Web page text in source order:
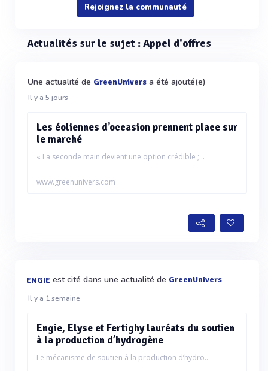
Rejoignez la communauté
Actualités sur le sujet : Appel d'offres
Une actualité de GreenUnivers a été ajouté(e)
Il y a 5 jours
Les éoliennes d’occasion prennent place sur
le marché
« La seconde main devient une option crédible ;...
www.greenunivers.com
ENGIE est cité dans une actualité de GreenUnivers
Il y a 1 semaine
Engie, Elyse et Fertighy lauréats du soutien
à la production d’hydrogène
Le mécanisme de soutien à la production d’hydro...